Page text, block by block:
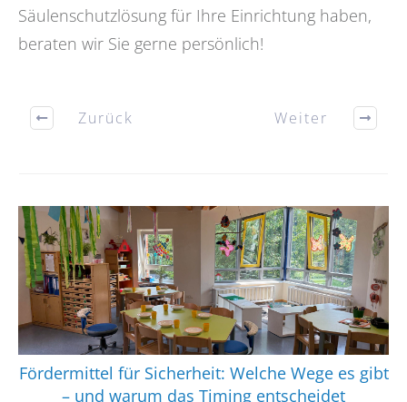
Säulenschutzlösung für Ihre Einrichtung haben,
beraten wir Sie gerne persönlich!
Zurück Weiter
Fördermittel für Sicherheit: Welche Wege es gibt
– und warum das Timing entscheidet